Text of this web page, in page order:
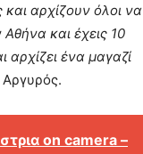
και αρχίζουν όλοι να
και έχεις 10
ένα μαγαζί
on camera –